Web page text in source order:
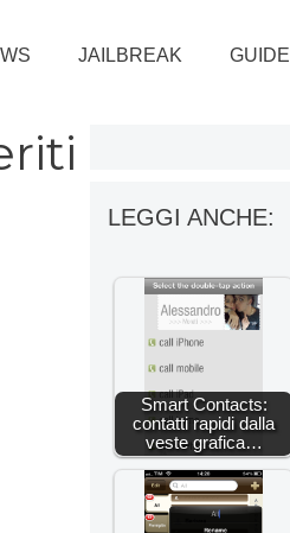
JAILBREAK GUIDE
LEGGI ANCHE:
Smart Contacts:
contatti rapidi dalla
veste grafica…